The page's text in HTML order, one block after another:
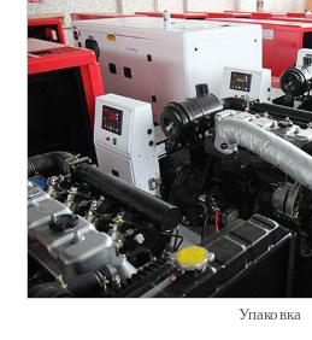
Упаковка